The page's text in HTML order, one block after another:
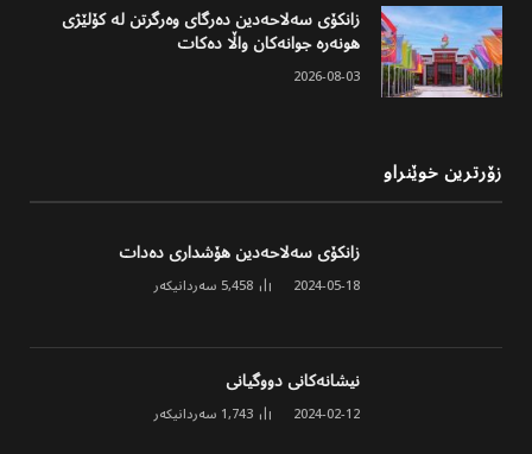
زانکۆی سەلاحەدین دەرگای وەرگرتن لە کۆلێژی
هونەرە جوانەکان واڵا دەکات
2026-08-03
زۆرترین خوێنراو
زانکۆی سەلاحەدین هۆشداری دەدات
2024-05-18
5,458 سەردانیکەر
نیشانەکانی دووگیانی
2024-02-12
1,743 سەردانیکەر